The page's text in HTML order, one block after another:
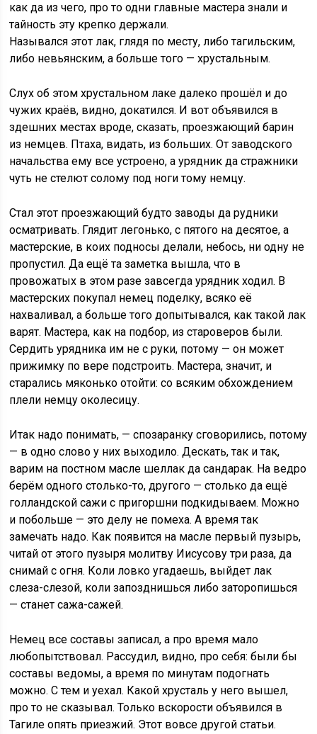
как да из чего, про то одни главные мастера знали и
тайность эту крепко держали.
Назывался этот лак, глядя по месту, либо тагильским,
либо невьянским, а больше того — хрустальным.
Слух об этом хрустальном лаке далеко прошёл и до
чужих краёв, видно, докатился. И вот объявился в
здешних местах вроде, сказать, проезжающий барин
из немцев. Птаха, видать, из больших. От заводского
начальства ему все устроено, а урядник да стражники
чуть не стелют солому под ноги тому немцу.
Стал этот проезжающий будто заводы да рудники
осматривать. Глядит легонько, с пятого на десятое, а
мастерские, в коих подносы делали, небось, ни одну не
пропустил. Да ещё та заметка вышла, что в
провожатых в этом разе завсегда урядник ходил. В
мастерских покупал немец поделку, всяко её
нахваливал, а больше того допытывался, как такой лак
варят. Мастера, как на подбор, из староверов были.
Сердить урядника им не с руки, потому — он может
прижимку по вере подстроить. Мастера, значит, и
старались мяконько отойти: со всяким обхождением
плели немцу околесицу.
Итак надо понимать, — спозаранку сговорились, потому
— в одно слово у них выходило. Дескать, так и так,
варим на постном масле шеллак да сандарак. На ведро
берём одного столько-то, другого — столько да ещё
голландской сажи с пригоршни подкидываем. Можно
и побольше — это делу не помеха. А время так
замечать надо. Как появится на масле первый пузырь,
читай от этого пузыря молитву Иисусову три раза, да
снимай с огня. Коли ловко угадаешь, выйдет лак
слеза-слезой, коли запозднишься либо заторопишься
— станет сажа-сажей.
Немец все составы записал, а про время мало
любопытствовал. Рассудил, видно, про себя: были бы
составы ведомы, а время по минутам подогнать
можно. С тем и уехал. Какой хрусталь у него вышел,
про то не сказывал. Только вскорости объявился в
Тагиле опять приезжий. Этот вовсе другой статьи.